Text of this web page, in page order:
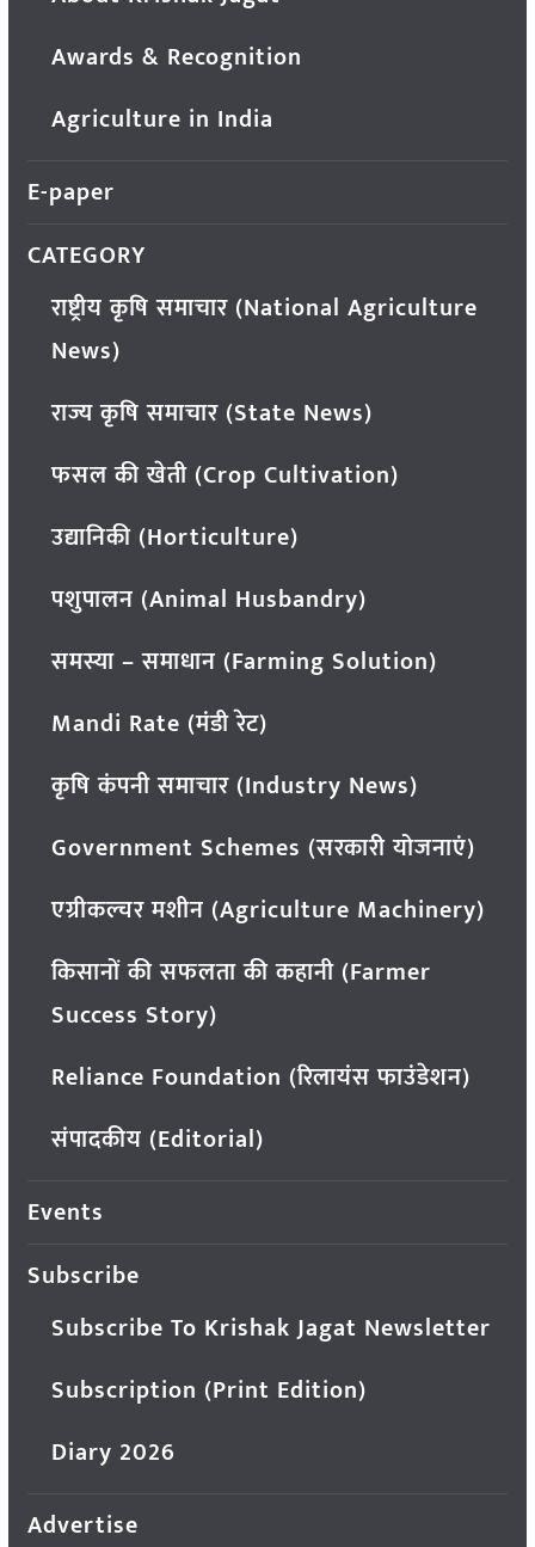
Awards & Recognition
Agriculture in India
E-paper
CATEGORY
राष्ट्रीय कृषि समाचार (National Agriculture
News)
राज्य कृषि समाचार (State News)
फसल की खेती (Crop Cultivation)
उद्यानिकी (Horticulture)
पशुपालन (Animal Husbandry)
समस्या – समाधान (Farming Solution)
Mandi Rate (मंडी रेट)
कृषि कंपनी समाचार (Industry News)
Government Schemes (सरकारी योजनाएं)
एग्रीकल्चर मशीन (Agriculture Machinery)
किसानों की सफलता की कहानी (Farmer
Success Story)
Reliance Foundation (रिलायंस फाउंडेशन)
संपादकीय (Editorial)
Events
Subscribe
Subscribe To Krishak Jagat Newsletter
Subscription (Print Edition)
Diary 2026
Advertise